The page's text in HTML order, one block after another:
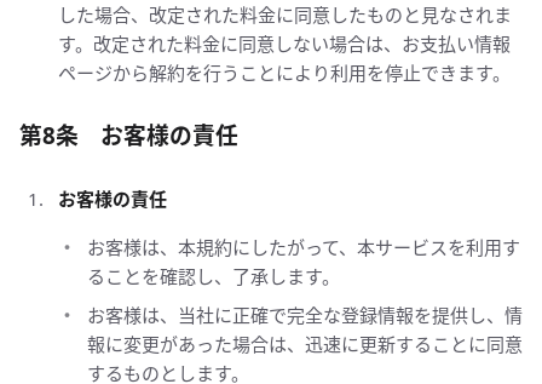
した場合、改定された料金に同意したものと見なされま
す。改定された料金に同意しない場合は、お支払い情報
ページから解約を行うことにより利用を停止できます。
第8条 お客様の責任
お客様の責任
お客様は、本規約にしたがって、本サービスを利用す
ることを確認し、了承します。
お客様は、当社に正確で完全な登録情報を提供し、情
報に変更があった場合は、迅速に更新することに同意
するものとします。